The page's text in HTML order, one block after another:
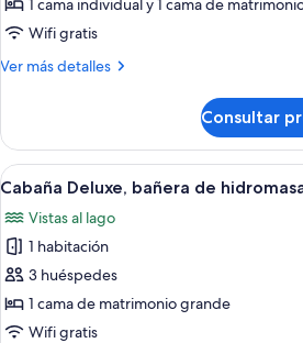
varias
1 cama individual y 1 cama de
Wifi gratis
Ver más detalles
Más
Deluxe,
varias
camas
Consultar
Abrir
todas
las
fotos
de
Cabaña
Deluxe,
Una
6
Cabaña Deluxe, bañera de
Vistas al lago
1 habitación
3 huéspedes
1 cama de matrimonio grande
Wifi gratis